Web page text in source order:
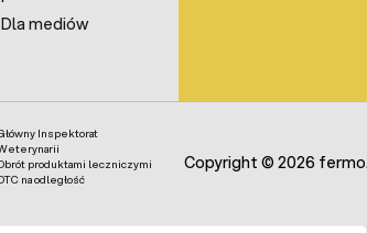
Dla mediów
Inspektorat
produktami leczniczymi
na odległość
Copyright © 2026